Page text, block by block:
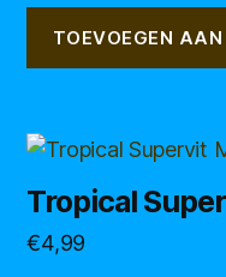
TOEVOEGEN
Tropical
€4,99